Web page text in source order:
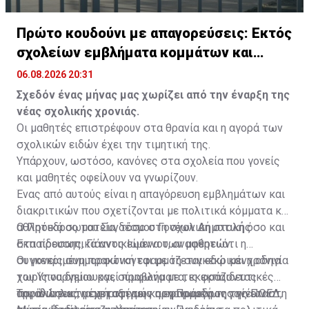
Πρώτο κουδούνι με απαγορεύσεις: Εκτός
σχολείων εμβλήματα κομμάτων και
ομάδων
06.08.2026 20:31
Σχεδόν ένας μήνας μας χωρίζει από την έναρξη της
νέας σχολικής χρονιάς.
Οι μαθητές επιστρέφουν στα θρανία και η αγορά των
σχολικών ειδών έχει την τιμητική της.
Υπάρχουν, ωστόσο, κανόνες στα σχολεία που γονείς
και μαθητές οφείλουν να γνωρίζουν.
Ένας από αυτούς είναι η απαγόρευση εμβλημάτων και
διακριτικών που σχετίζονται με πολιτικά κόμματα και
αθλητικά σωματεία, τόσο στη σχολική στολή όσο και
στα προσωπικά αντικείμενα των μαθητών.
Ο Πρόεδρος του Συνδέσμου Γονέων Δημοτικής
Εκπαίδευσης, Γιάννος Ιωάννου, αναφέρει ότι η
συγκεκριμένη πρακτική εφαρμόζεται εδώ και χρόνια
χωρίς να δημιουργεί προβλήματα, εκφράζοντας
παράλληλα τη στήριξη των οργανωμένων γονέων στη
Οι γονείς συμμορφώνονται με τη συγκεκριμένη οδηγία
του Υπουργείου και, σύμφωνα με τις εκπαιδευτικές
οργανώσεις, μέχρι στιγμής η εφαρμογή της γίνεται
Την ίδια εικόνα μεταφέρει και η Πρόεδρος της ΠΟΕΔ,